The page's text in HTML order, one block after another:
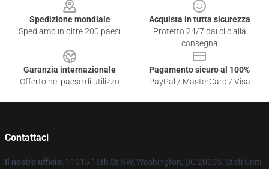
Spedizione mondiale
Spediamo in oltre 200 paesi
Acquista in tutta sicurezza
Protetto 24/7 dai clic alla
consegna
Garanzia internazionale
Offerto nel paese di utilizzo
Pagamento sicuro al 100%
PayPal / MasterCard / Visa
Contattaci
Il nostro ufficio: 11015 15th St NW, Washington, DC 20005, Stati Uniti